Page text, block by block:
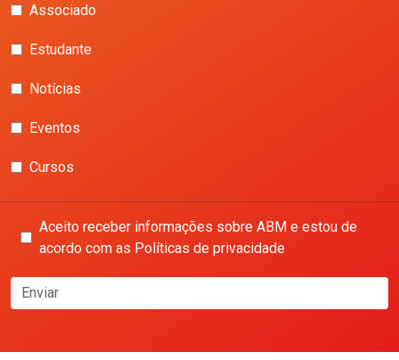
Associado
Estudante
Notícias
Eventos
Cursos
Aceito receber informações sobre ABM e estou de
acordo com as Políticas de privacidade
Enviar